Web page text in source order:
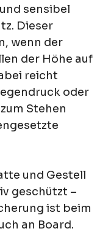
sensibel
Dieser
wenn der
der Höhe auf
reicht
oder
Stehen
und Gestell
geschützt –
ist beim
an Board.